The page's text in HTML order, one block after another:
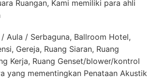
Ruangan, Kami memiliki para ahli
Aula / Serbaguna, Ballroom Hotel,
Gereja, Ruang Siaran, Ruang
Kerja, Ruang Genset/blower/kontrol
yang mementingkan Penataan Akustik